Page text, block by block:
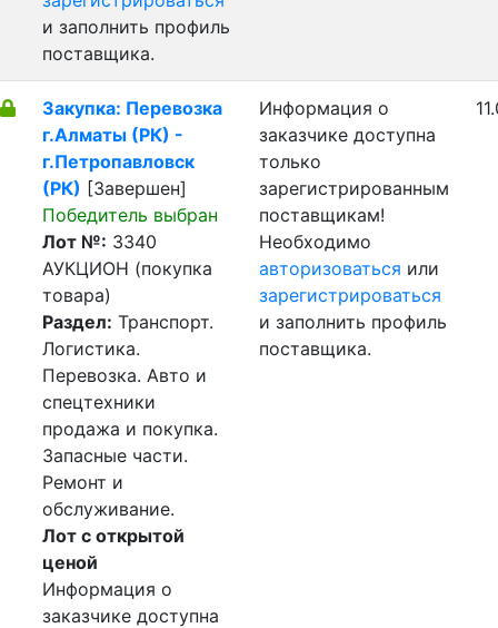
и заполнить профиль
поставщика.
Закупка: Перевозка
г.Алматы (РК) -
г.Петропавловск
(РК) [Завершен]
Победитель выбран
Лот №: 3340
АУКЦИОН (покупка
товара)
Раздел: Транспорт.
Логистика.
Перевозка. Авто и
спецтехники
продажа и покупка.
Запасные части.
Ремонт и
обслуживание.
Лот с открытой
ценой
Информация о
заказчике доступна
Информация о
заказчике доступна
только
зарегистрированным
поставщикам!
Необходимо
авторизоваться или
зарегистрироваться
и заполнить профиль
поставщика.